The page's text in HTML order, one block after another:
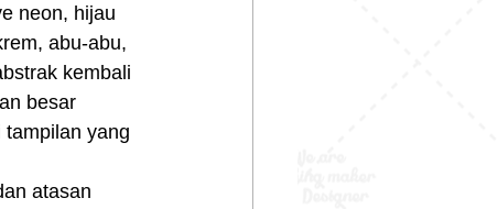
abu-abu,
kembali
besar
yang